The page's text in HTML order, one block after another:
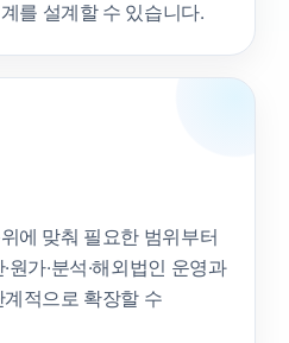
를 설계할 수 있습니다.
에 맞춰 필요한 범위부터
가·분석·해외법인 운영과
적으로 확장할 수